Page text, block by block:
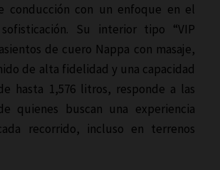
conducción con un enfoque en el
Su interior tipo “VIP
de cuero Nappa con masaje,
de alta fidelidad y una capacidad
hasta 1,576 litros, responde a las
quienes buscan una experiencia
recorrido, incluso en terrenos